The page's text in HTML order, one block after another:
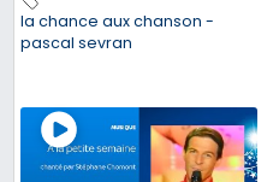
la chance aux chanson -
pascal sevran